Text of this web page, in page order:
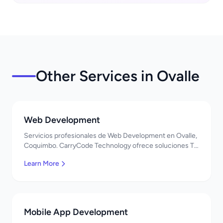
Other Services in Ovalle
Web Development
Servicios profesionales de Web Development en Ovalle,
Coquimbo. CarryCode Technology ofrece soluciones TI
Learn More
Mobile App Development